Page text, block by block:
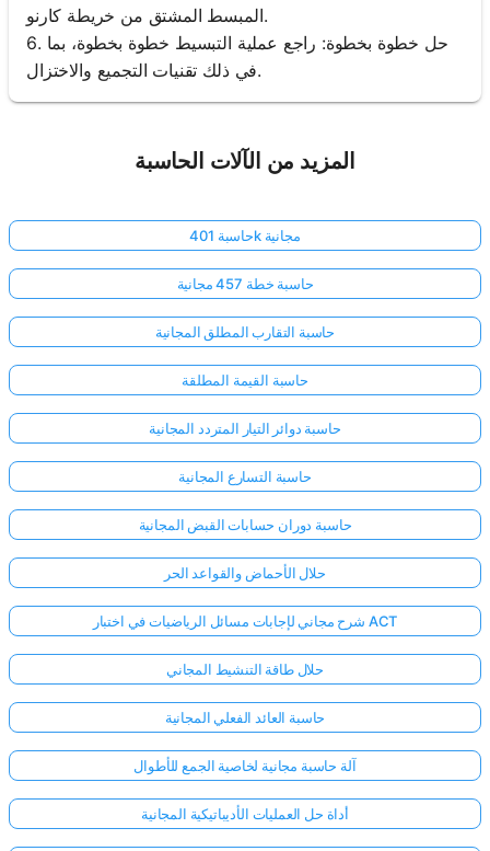
المبسط المشتق من خريطة كارنو.
6. حل خطوة بخطوة: راجع عملية التبسيط خطوة بخطوة، بما
في ذلك تقنيات التجميع والاختزال.
المزيد من الآلات الحاسبة
حاسبة 401k مجانية
حاسبة خطة 457 مجانية
حاسبة التقارب المطلق المجانية
حاسبة القيمة المطلقة
حاسبة دوائر التيار المتردد المجانية
حاسبة التسارع المجانية
حاسبة دوران حسابات القبض المجانية
حلال الأحماض والقواعد الحر
شرح مجاني لإجابات مسائل الرياضيات في اختبار ACT
حلال طاقة التنشيط المجاني
حاسبة العائد الفعلي المجانية
آلة حاسبة مجانية لخاصية الجمع للأطوال
أداة حل العمليات الأديباتيكية المجانية